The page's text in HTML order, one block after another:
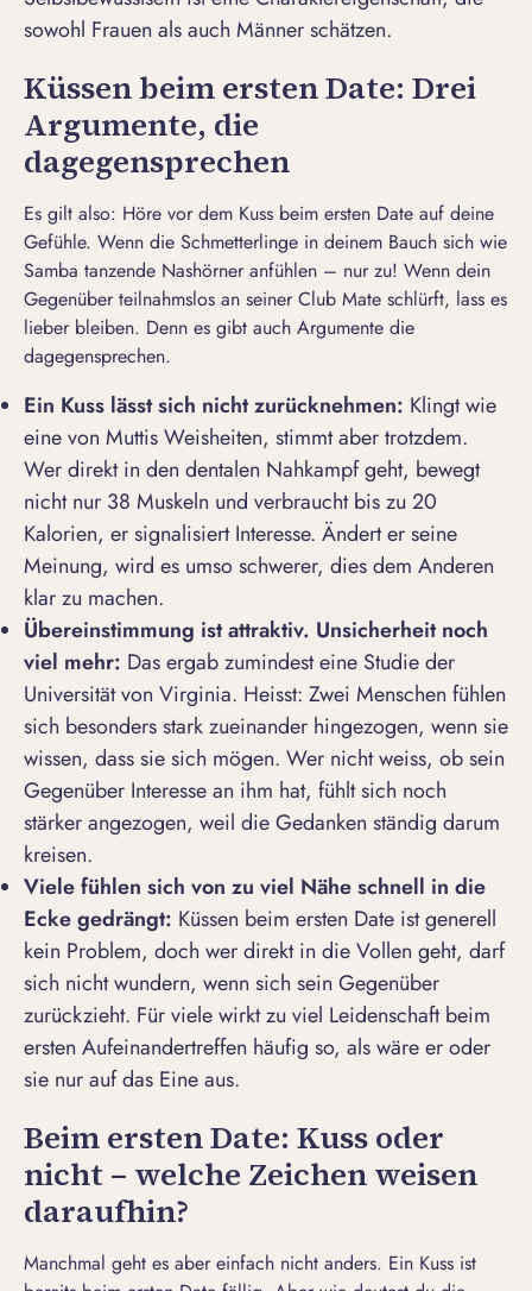
sowohl Frauen als auch Männer schätzen.
Küssen beim ersten Date: Drei
Argumente, die
dagegensprechen
Es gilt also: Höre vor dem Kuss beim ersten Date auf deine
Gefühle. Wenn die Schmetterlinge in deinem Bauch sich wie
Samba tanzende Nashörner anfühlen – nur zu! Wenn dein
Gegenüber teilnahmslos an seiner Club Mate schlürft, lass es
lieber bleiben. Denn es gibt auch Argumente die
dagegensprechen.
Ein Kuss lässt sich nicht zurücknehmen: Klingt wie
eine von Muttis Weisheiten, stimmt aber trotzdem.
Wer direkt in den dentalen Nahkampf geht, bewegt
nicht nur 38 Muskeln und verbraucht bis zu 20
Kalorien, er signalisiert Interesse. Ändert er seine
Meinung, wird es umso schwerer, dies dem Anderen
klar zu machen.
Übereinstimmung ist attraktiv. Unsicherheit noch
viel mehr: Das ergab zumindest eine Studie der
Universität von Virginia. Heisst: Zwei Menschen fühlen
sich besonders stark zueinander hingezogen, wenn sie
wissen, dass sie sich mögen. Wer nicht weiss, ob sein
Gegenüber Interesse an ihm hat, fühlt sich noch
stärker angezogen, weil die Gedanken ständig darum
kreisen.
Viele fühlen sich von zu viel Nähe schnell in die
Ecke gedrängt: Küssen beim ersten Date ist generell
kein Problem, doch wer direkt in die Vollen geht, darf
sich nicht wundern, wenn sich sein Gegenüber
zurückzieht. Für viele wirkt zu viel Leidenschaft beim
ersten Aufeinandertreffen häufig so, als wäre er oder
sie nur auf das Eine aus.
Beim ersten Date: Kuss oder
nicht – welche Zeichen weisen
daraufhin?
Manchmal geht es aber einfach nicht anders. Ein Kuss ist